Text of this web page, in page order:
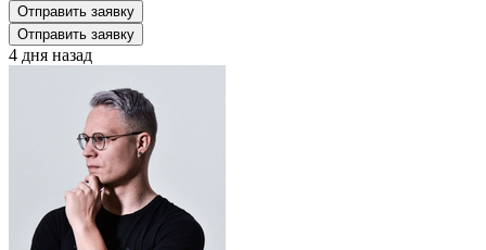
Отправить заявку
Отправить заявку
4 дня назад